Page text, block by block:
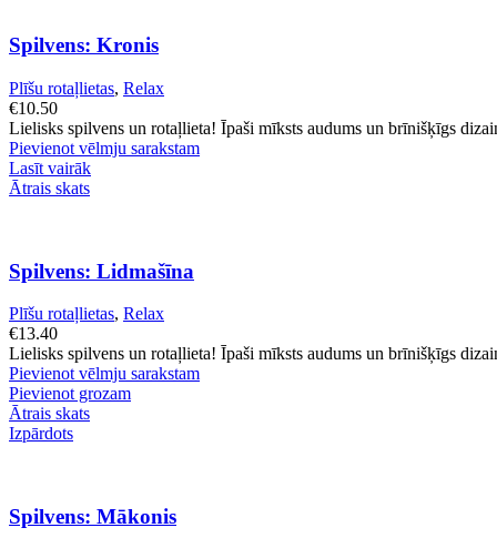
Spilvens: Kronis
Plīšu rotaļlietas, Relax
€10.50
Lielisks spilvens un rotaļlieta! Īpaši mīksts audums un brīnišķīgs
Pievienot vēlmju sarakstam
Lasīt vairāk
Ātrais skats
Spilvens: Lidmašīna
Plīšu rotaļlietas, Relax
€13.40
Lielisks spilvens un rotaļlieta! Īpaši mīksts audums un brīnišķīgs
Pievienot vēlmju sarakstam
Pievienot grozam
Ātrais skats
Izpārdots
Spilvens: Mākonis